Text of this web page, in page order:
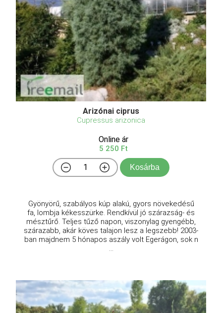
Arizónai ciprus
Cupressus arizonica
Online ár
5 250 Ft
Kosárba
Gyönyörű, szabályos kúp alakú, gyors növekedésű
fa, lombja kékesszürke. Rendkívül jó szárazság- és
mésztűrő. Teljes tűző napon, viszonylag gyengébb,
szárazabb, akár köves talajon lesz a legszebb! 2003-
ban majdnem 5 hónapos aszály volt Egerágon, sok n
...